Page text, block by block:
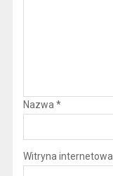
Nazwa *
Witryna internetowa